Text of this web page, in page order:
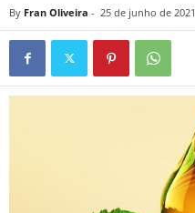
By Fran Oliveira - 25 de junho de 2021